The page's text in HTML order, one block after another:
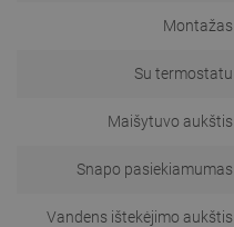
Montažas
Su termostatu
Maišytuvo aukštis
Snapo pasiekiamumas
Vandens ištekėjimo aukštis